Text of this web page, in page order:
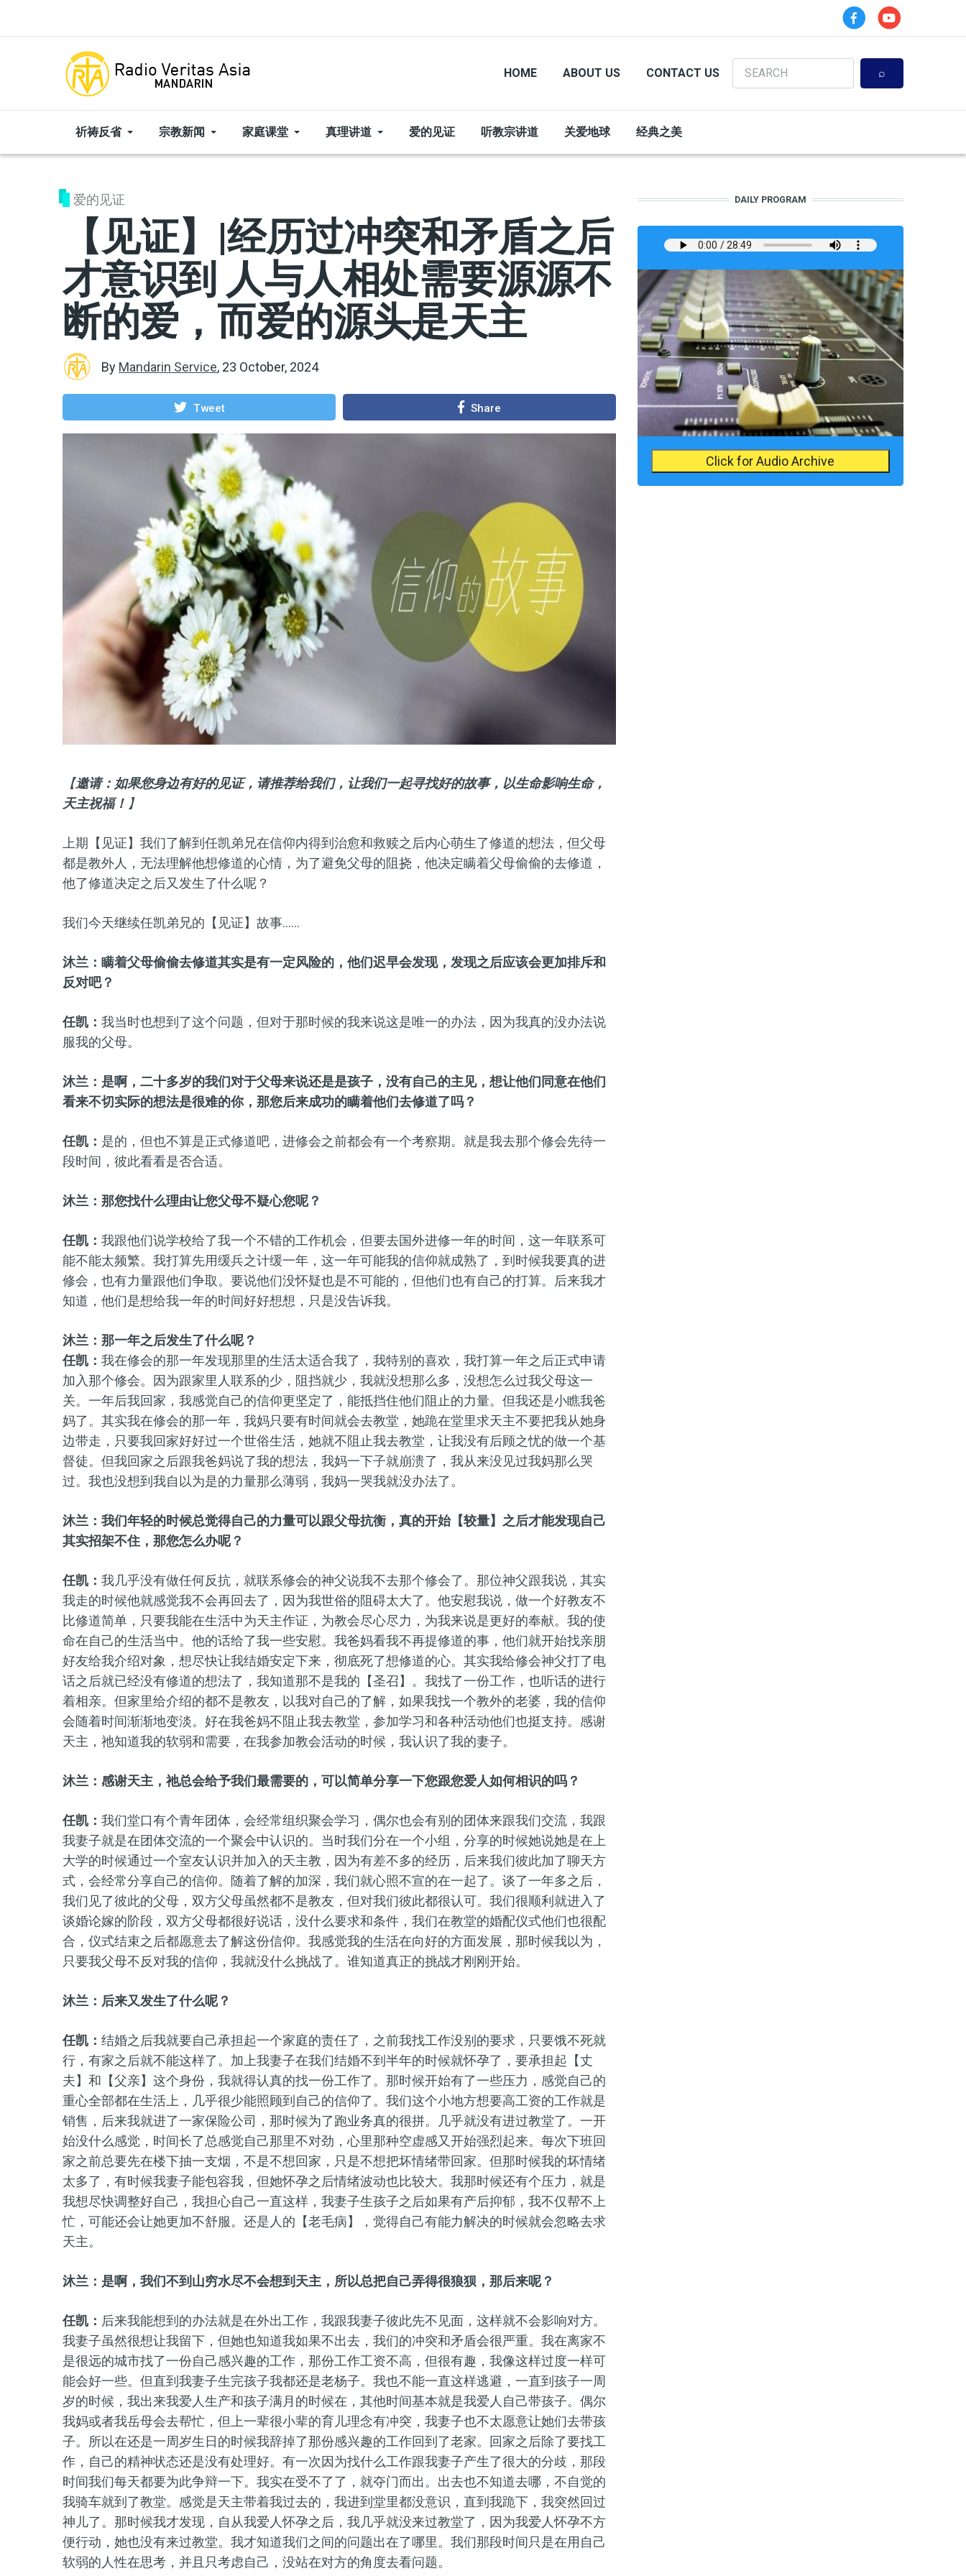
HOME ABOUT US CONTACT US
Search
祈祷反省 宗教新闻 家庭课堂 真理讲道 爱的见证 听教宗讲道 关爱地球 经典之美
爱的见证
【见证】|经历过冲突和矛盾之后
才意识到 人与人相处需要源源不
断的爱，而爱的源头是天主
By Mandarin Service, 23 October, 2024
Tweet Share
【邀请：如果您身边有好的见证，请推荐给我们，让我们一起寻找好的故事，以生命影响生命，
天主祝福！ 】
上期【见证】我们了解到任凯弟兄在信仰内得到治愈和救赎之后内心萌生了修道的想法，但父母
都是教外人，无法理解他想修道的心情，为了避免父母的阻挠，他决定瞒着父母偷偷的去修道，
他了修道决定之后又发生了什么呢？
我们今天继续任凯弟兄的【见证】故事……
沐兰：瞒着父母偷偷去修道其实是有一定风险的，他们迟早会发现，发现之后应该会更加排斥和
反对吧？
任凯： 我当时也想到了这个问题，但对于那时候的我来说这是唯一的办法，因为我真的没办法说
服我的父母。
沐兰：是啊，二十多岁的我们对于父母来说还是是孩子，没有自己的主见，想让他们同意在他们
看来不切实际的想法是很难的你，那您后来成功的瞒着他们去修道了吗？
任凯： 是的，但也不算是正式修道吧，进修会之前都会有一个考察期。就是我去那个修会先待一
段时间，彼此看看是否合适。
沐兰：那您找什么理由让您父母不疑心您呢？
任凯： 我跟他们说学校给了我一个不错的工作机会，但要去国外进修一年的时间，这一年联系可
能不能太频繁。我打算先用缓兵之计缓一年，这一年可能我的信仰就成熟了，到时候我要真的进
修会，也有力量跟他们争取。要说他们没怀疑也是不可能的，但他们也有自己的打算。后来我才
知道，他们是想给我一年的时间好好想想，只是没告诉我。
沐兰：那一年之后发生了什么呢？
任凯： 我在修会的那一年发现那里的生活太适合我了，我特别的喜欢，我打算一年之后正式申请
加入那个修会。因为跟家里人联系的少，阻挡就少，我就没想那么多，没想怎么过我父母这一
关。一年后我回家，我感觉自己的信仰更坚定了，能抵挡住他们阻止的力量。但我还是小瞧我爸
妈了。其实我在修会的那一年，我妈只要有时间就会去教堂，她跪在堂里求天主不要把我从她身
边带走，只要我回家好好过一个世俗生活，她就不阻止我去教堂，让我没有后顾之忧的做一个基
督徒。但我回家之后跟我爸妈说了我的想法，我妈一下子就崩溃了，我从来没见过我妈那么哭
过。我也没想到我自以为是的力量那么薄弱，我妈一哭我就没办法了。
沐兰：我们年轻的时候总觉得自己的力量可以跟父母抗衡，真的开始【较量】之后才能发现自己
其实招架不住，那您怎么办呢？
任凯： 我几乎没有做任何反抗，就联系修会的神父说我不去那个修会了。那位神父跟我说，其实
我走的时候他就感觉我不会再回去了，因为我世俗的阻碍太大了。他安慰我说，做一个好教友不
比修道简单，只要我能在生活中为天主作证，为教会尽心尽力，为我来说是更好的奉献。我的使
命在自己的生活当中。他的话给了我一些安慰。我爸妈看我不再提修道的事，他们就开始找亲朋
好友给我介绍对象，想尽快让我结婚安定下来，彻底死了想修道的心。其实我给修会神父打了电
话之后就已经没有修道的想法了，我知道那不是我的【圣召】。我找了一份工作，也听话的进行
着相亲。但家里给介绍的都不是教友，以我对自己的了解，如果我找一个教外的老婆，我的信仰
会随着时间渐渐地变淡。好在我爸妈不阻止我去教堂，参加学习和各种活动他们也挺支持。感谢
天主，祂知道我的软弱和需要，在我参加教会活动的时候，我认识了我的妻子。
沐兰：感谢天主，祂总会给予我们最需要的，可以简单分享一下您跟您爱人如何相识的吗？
任凯： 我们堂口有个青年团体，会经常组织聚会学习，偶尔也会有别的团体来跟我们交流，我跟
我妻子就是在团体交流的一个聚会中认识的。当时我们分在一个小组，分享的时候她说她是在上
大学的时候通过一个室友认识并加入的天主教，因为有差不多的经历，后来我们彼此加了聊天方
式，会经常分享自己的信仰。随着了解的加深，我们就心照不宣的在一起了。谈了一年多之后，
我们见了彼此的父母，双方父母虽然都不是教友，但对我们彼此都很认可。我们很顺利就进入了
谈婚论嫁的阶段，双方父母都很好说话，没什么要求和条件，我们在教堂的婚配仪式他们也很配
合，仪式结束之后都愿意去了解这份信仰。我感觉我的生活在向好的方面发展，那时候我以为，
只要我父母不反对我的信仰，我就没什么挑战了。谁知道真正的挑战才刚刚开始。
沐兰：后来又发生了什么呢？
任凯： 结婚之后我就要自己承担起一个家庭的责任了，之前我找工作没别的要求，只要饿不死就
行，有家之后就不能这样了。加上我妻子在我们结婚不到半年的时候就怀孕了，要承担起【丈
夫】和【父亲】这个身份，我就得认真的找一份工作了。那时候开始有了一些压力，感觉自己的
重心全部都在生活上，几乎很少能照顾到自己的信仰了。我们这个小地方想要高工资的工作就是
销售，后来我就进了一家保险公司，那时候为了跑业务真的很拼。几乎就没有进过教堂了。一开
始没什么感觉，时间长了总感觉自己那里不对劲，心里那种空虚感又开始强烈起来。每次下班回
家之前总要先在楼下抽一支烟，不是不想回家，只是不想把坏情绪带回家。但那时候我的坏情绪
太多了，有时候我妻子能包容我，但她怀孕之后情绪波动也比较大。我那时候还有个压力，就是
我想尽快调整好自己，我担心自己一直这样，我妻子生孩子之后如果有产后抑郁，我不仅帮不上
忙，可能还会让她更加不舒服。还是人的【老毛病】，觉得自己有能力解决的时候就会忽略去求
天主。
沐兰：是啊，我们不到山穷水尽不会想到天主，所以总把自己弄得很狼狈，那后来呢？
任凯： 后来我能想到的办法就是在外出工作，我跟我妻子彼此先不见面，这样就不会影响对方。
我妻子虽然很想让我留下，但她也知道我如果不出去，我们的冲突和矛盾会很严重。我在离家不
是很远的城市找了一份自己感兴趣的工作，那份工作工资不高，但很有趣，我像这样过度一样可
能会好一些。但直到我妻子生完孩子我都还是老杨子。我也不能一直这样逃避，一直到孩子一周
岁的时候，我出来我爱人生产和孩子满月的时候在，其他时间基本就是我爱人自己带孩子。偶尔
我妈或者我岳母会去帮忙，但上一辈很小辈的育儿理念有冲突，我妻子也不太愿意让她们去带孩
子。所以在还是一周岁生日的时候我辞掉了那份感兴趣的工作回到了老家。回家之后除了要找工
作，自己的精神状态还是没有处理好。有一次因为找什么工作跟我妻子产生了很大的分歧，那段
时间我们每天都要为此争辩一下。我实在受不了了，就夺门而出。出去也不知道去哪，不自觉的
我骑车就到了教堂。感觉是天主带着我过去的，我进到堂里都没意识，直到我跪下，我突然回过
神儿了。那时候我才发现，自从我爱人怀孕之后，我几乎就没来过教堂了，因为我爱人怀孕不方
便行动，她也没有来过教堂。我才知道我们之间的问题出在了哪里。我们那段时间只是在用自己
软弱的人性在思考，并且只考虑自己，没站在对方的角度去看问题。
DAILY PROGRAM
Click for Audio Archive